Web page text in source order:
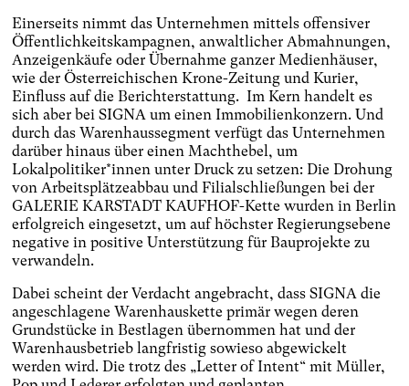
Einerseits nimmt das Unternehmen mittels offensiver
Öffentlichkeitskampagnen, anwaltlicher Abmahnungen,
Anzeigenkäufe oder Übernahme ganzer Medienhäuser,
wie der Österreichischen Krone-Zeitung und Kurier,
Einfluss auf die Berichterstattung. Im Kern handelt es
sich aber bei SIGNA um einen Immobilienkonzern. Und
durch das Warenhaussegment verfügt das Unternehmen
darüber hinaus über einen Machthebel, um
Lokalpolitiker*innen unter Druck zu setzen: Die Drohung
von Arbeitsplätzeabbau und Filialschließungen bei der
GALERIE KARSTADT KAUFHOF-Kette wurden in Berlin
erfolgreich eingesetzt, um auf höchster Regierungsebene
negative in positive Unterstützung für Bauprojekte zu
verwandeln.
Dabei scheint der Verdacht angebracht, dass SIGNA die
angeschlagene Warenhauskette primär wegen deren
Grundstücke in Bestlagen übernommen hat und der
Warenhausbetrieb langfristig sowieso abgewickelt
werden wird. Die trotz des „Letter of Intent“ mit Müller,